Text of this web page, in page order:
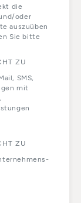
die
oder
auszuüben
Sie bitte
ZU
SMS,
mit
ZU